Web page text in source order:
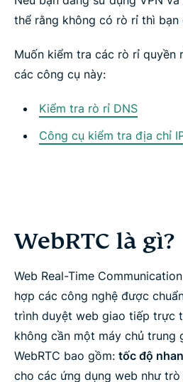
thể rằng không có rò rỉ thì bạn
Muốn kiểm tra các rò rỉ quyền
các công cụ này:
Kiểm tra rò rỉ DNS
Công cụ kiểm tra địa chỉ
WebRTC là gì?
Web Real-Time
hợp các công nghệ được
trình duyệt web giao tiếp trực
không cần một máy chủ trung
WebRTC bao gồm: tốc độ
cho các ứng dụng web như